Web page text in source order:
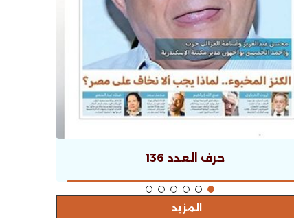
حرف العدد 136
المزيد